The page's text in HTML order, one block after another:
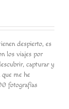
despierto, es
los viajes por
capturar y
me he
fotografías